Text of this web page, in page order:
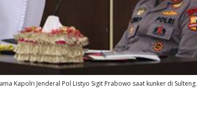
Kapolri Jenderal Pol Listyo Sigit Prabowo saat kunker di Sulteng.